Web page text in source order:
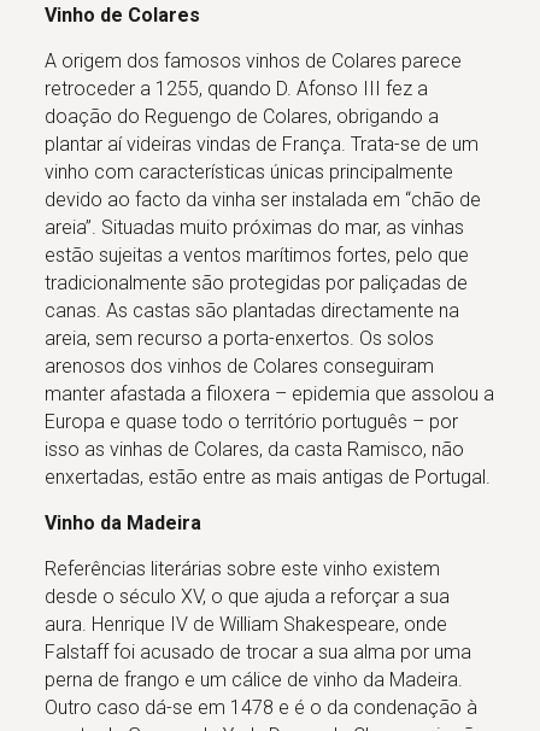
Vinho de Colares
A origem dos famosos vinhos de Colares parece
retroceder a 1255, quando D. Afonso III fez a
doação do Reguengo de Colares, obrigando a
plantar aí videiras vindas de França. Trata-se de um
vinho com características únicas principalmente
devido ao facto da vinha ser instalada em “chão de
areia”. Situadas muito próximas do mar, as vinhas
estão sujeitas a ventos marítimos fortes, pelo que
tradicionalmente são protegidas por paliçadas de
canas. As castas são plantadas directamente na
areia, sem recurso a porta-enxertos. Os solos
arenosos dos vinhos de Colares conseguiram
manter afastada a filoxera – epidemia que assolou a
Europa e quase todo o território português – por
isso as vinhas de Colares, da casta Ramisco, não
enxertadas, estão entre as mais antigas de Portugal.
Vinho da Madeira
Referências literárias sobre este vinho existem
desde o século XV, o que ajuda a reforçar a sua
aura. Henrique IV de William Shakespeare, onde
Falstaff foi acusado de trocar a sua alma por uma
perna de frango e um cálice de vinho da Madeira.
Outro caso dá-se em 1478 e é o da condenação à